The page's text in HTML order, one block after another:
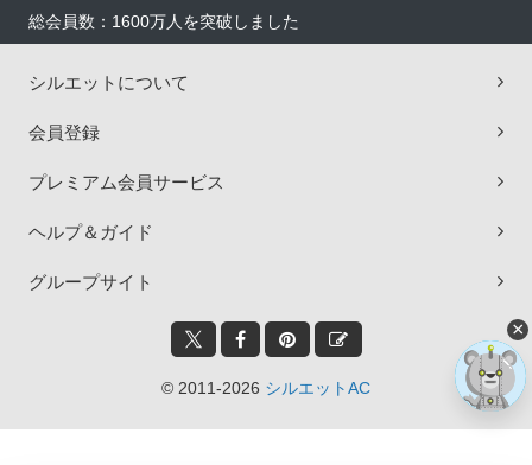
総会員数：1600万人を突破しました
シルエットについて
会員登録
プレミアム会員サービス
ヘルプ＆ガイド
グループサイト
© 2011-2026 シルエットAC
×